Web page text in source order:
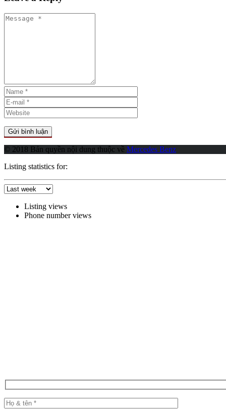
© 2018 Bản quyền nội dung thuộc về Mercedes Benz
Listing statistics for:
Listing views
Phone number views